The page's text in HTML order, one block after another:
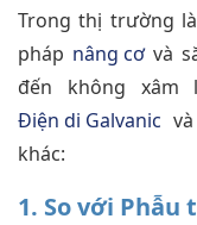
Trong thị trường
pháp nâng cơvà
đến không xâm
Điện di Galvanic
khác:
1. So với Phẫu